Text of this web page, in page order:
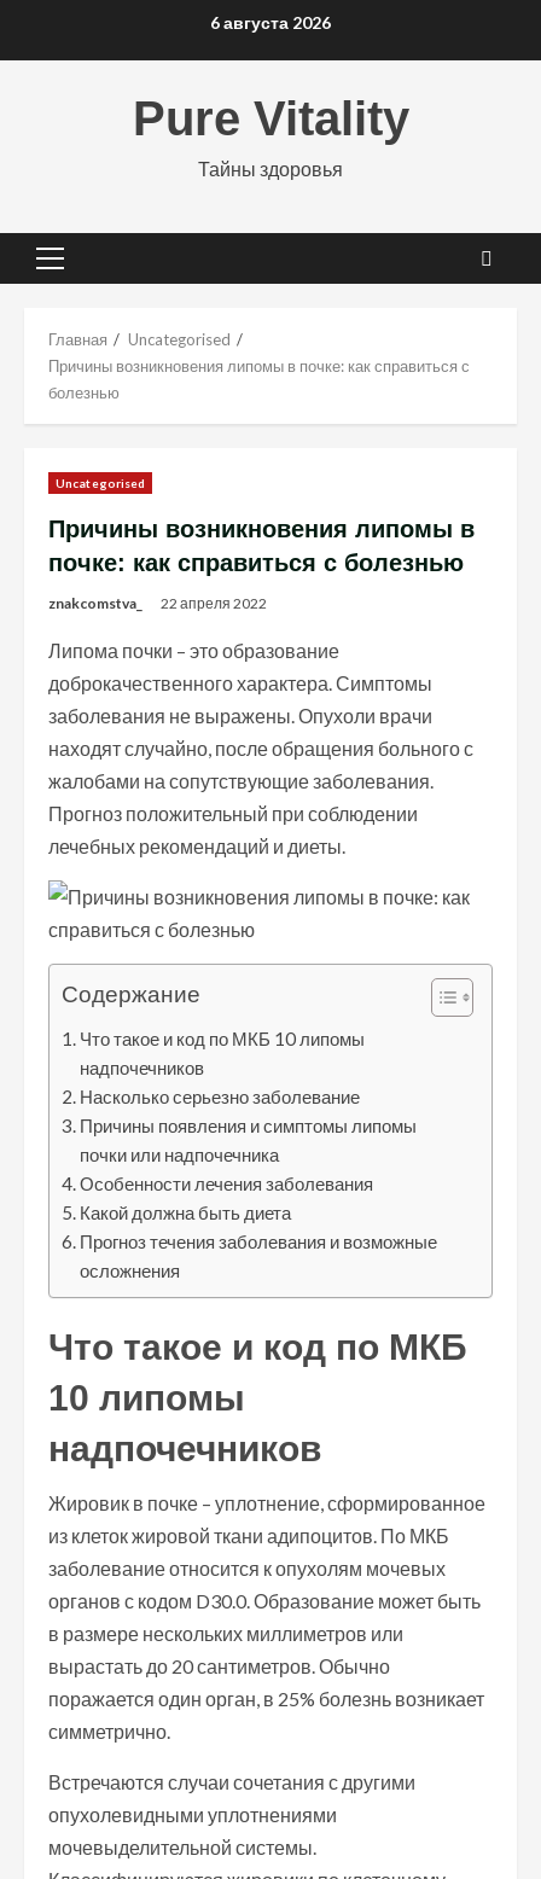
6 августа 2026
Pure Vitality
Тайны здоровья
Основное
Главная
Uncategorised
Причины возникновения липомы в почке: как справиться с
болезнью
Uncategorised
Причины возникновения липомы в
почке: как справиться с болезнью
znakcomstva_ 22 апреля 2022
Липома почки – это образование
доброкачественного характера. Симптомы
заболевания не выражены. Опухоли врачи
находят случайно, после обращения больного с
жалобами на сопутствующие заболевания.
Прогноз положительный при соблюдении
лечебных рекомендаций и диеты.
Содержание
Что такое и код по МКБ 10 липомы
надпочечников
Насколько серьезно заболевание
Причины появления и симптомы липомы
почки или надпочечника
Особенности лечения заболевания
Какой должна быть диета
Прогноз течения заболевания и возможные
осложнения
Что такое и код по МКБ
10 липомы
надпочечников
Жировик в почке – уплотнение, сформированное
из клеток жировой ткани адипоцитов. По МКБ
заболевание относится к опухолям мочевых
органов с кодом D30.0. Образование может быть
в размере нескольких миллиметров или
вырастать до 20 сантиметров. Обычно
поражается один орган, в 25% болезнь возникает
симметрично.
Встречаются случаи сочетания с другими
опухолевидными уплотнениями
мочевыделительной системы.